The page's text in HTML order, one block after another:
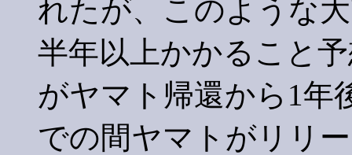
れたが、このような
半年以上かかること
がヤマト帰還から1年
での間ヤマトがリリ